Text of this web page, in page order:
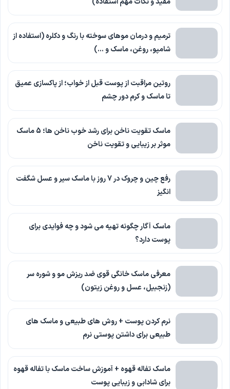
ترمیم و درمان موهای سوخته با رنگ و دکلره (استفاده از
شامپو، روغن، ماسک و …)
روتین مراقبت از پوست قبل از خواب؛ از پاکسازی عمیق
تا ماسک و کرم دور چشم
ماسک تقویت ناخن برای رشد خوب ناخن ها؛ 5 ماسک
موثر بر زیبایی و تقویت ناخن
رفع چین و چروک در 7 روز با ماسک سیر و عسل شگفت
انگیز
ماسک آگار چگونه تهیه می شود و چه فوایدی برای
پوست دارد؟
معرفی ماسک خانگی قوی ضد ریزش مو و شوره سر
(زنجبیل، عسل و روغن زیتون)
نرم کردن پوست + روش های طبیعی و ماسک های
طبیعی برای داشتن پوستی نرم
ماسک تفاله قهوه + آموزش ساخت ماسک با تفاله قهوه
برای شادابی و زیبایی پوست